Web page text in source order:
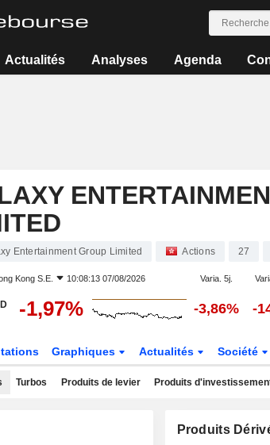
Actualités Analyses Agenda
Entertainment Group Limited Actions 27
Kong S.E. 10:08:13 07/08/2026 Varia. 5j.
-1,97% -3,86% -
Graphiques Actualités Société
Turbos Produits de levier Produits
Produits